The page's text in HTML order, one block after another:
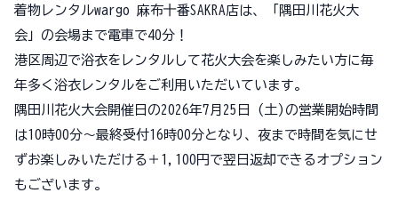
着物レンタルwargo 麻布十番SAKRA店は、「隅田川花火大
会」の会場まで電車で40分！
港区周辺で浴衣をレンタルして花火大会を楽しみたい方に毎
年多く浴衣レンタルをご利用いただいています。
隅田川花火大会開催日の2026年7月25日 (土)の営業開始時間
は10時00分～最終受付16時00分となり、夜まで時間を気にせ
ずお楽しみいただける＋1,100円で翌日返却できるオプション
もございます。